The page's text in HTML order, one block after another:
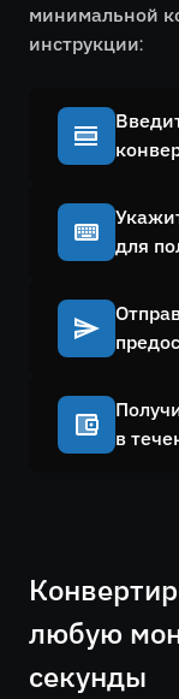
минимальной
инструкции:
для
в
любую
секунды